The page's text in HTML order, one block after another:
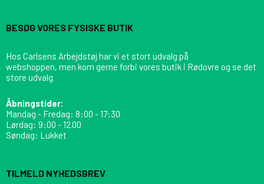
BESØG VORES FYSISKE BUTIK
Hos Carlsens Arbejdstøj har vi et stort udvalg på
webshoppen, men kom gerne forbi vores butik i Rødovre og se det
store udvalg.
Åbningstider:
Mandag - Fredag: 8:00 - 17:30
Lørdag: 9:00 - 12.00
Søndag: Lukket
TILMELD NYHEDSBREV